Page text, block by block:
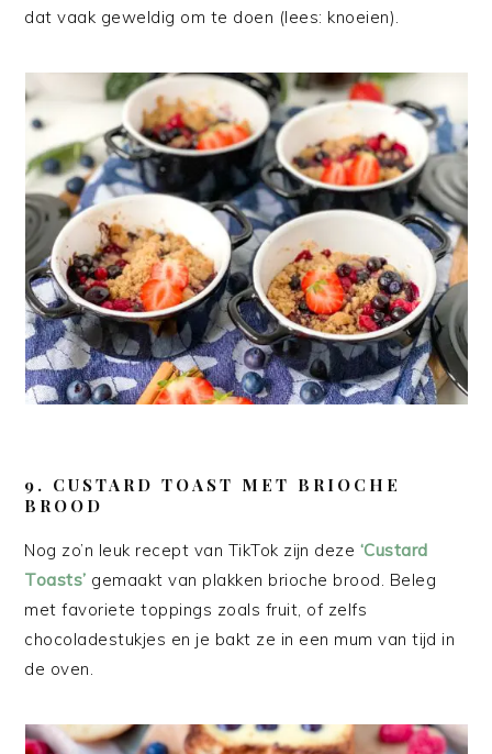
dat vaak geweldig om te doen (lees: knoeien).
9. CUSTARD TOAST MET BRIOCHE
BROOD
Nog zo’n leuk recept van TikTok zijn deze ‘Custard
Toasts’ gemaakt van plakken brioche brood. Beleg
met favoriete toppings zoals fruit, of zelfs
chocoladestukjes en je bakt ze in een mum van tijd in
de oven.